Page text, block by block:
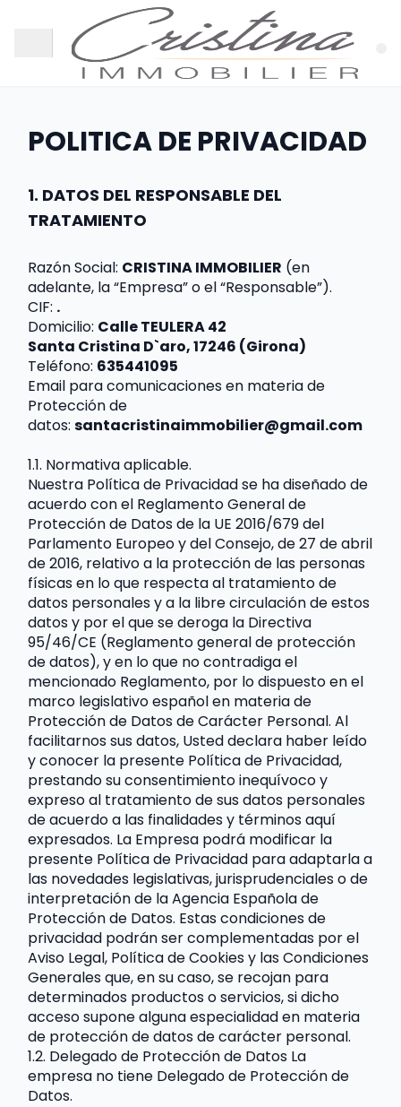
POLITICA DE PRIVACIDAD
1. DATOS DEL RESPONSABLE DEL
TRATAMIENTO
Razón Social: CRISTINA IMMOBILIER (en
adelante, la “Empresa” o el “Responsable”).
CIF: .
Domicilio: Calle TEULERA 42
Santa Cristina D`aro, 17246 (Girona)
Teléfono: 635441095
Email para comunicaciones en materia de
Protección de
datos: santacristinaimmobilier@gmail.com
1.1. Normativa aplicable.
Nuestra Política de Privacidad se ha diseñado de
acuerdo con el Reglamento General de
Protección de Datos de la UE 2016/679 del
Parlamento Europeo y del Consejo, de 27 de abril
de 2016, relativo a la protección de las personas
físicas en lo que respecta al tratamiento de
datos personales y a la libre circulación de estos
datos y por el que se deroga la Directiva
95/46/CE (Reglamento general de protección
de datos), y en lo que no contradiga el
mencionado Reglamento, por lo dispuesto en el
marco legislativo español en materia de
Protección de Datos de Carácter Personal. Al
facilitarnos sus datos, Usted declara haber leído
y conocer la presente Política de Privacidad,
prestando su consentimiento inequívoco y
expreso al tratamiento de sus datos personales
de acuerdo a las finalidades y términos aquí
expresados. La Empresa podrá modificar la
presente Política de Privacidad para adaptarla a
las novedades legislativas, jurisprudenciales o de
interpretación de la Agencia Española de
Protección de Datos. Estas condiciones de
privacidad podrán ser complementadas por el
Aviso Legal, Política de Cookies y las Condiciones
Generales que, en su caso, se recojan para
determinados productos o servicios, si dicho
acceso supone alguna especialidad en materia
de protección de datos de carácter personal.
1.2. Delegado de Protección de Datos La
empresa no tiene Delegado de Protección de
Datos.